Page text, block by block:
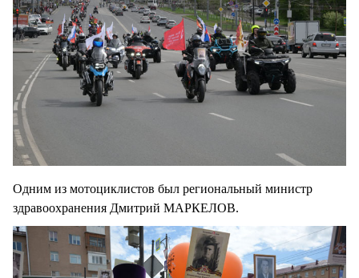
Одним из мотоциклистов был региональный министр
здравоохранения Дмитрий МАРКЕЛОВ.